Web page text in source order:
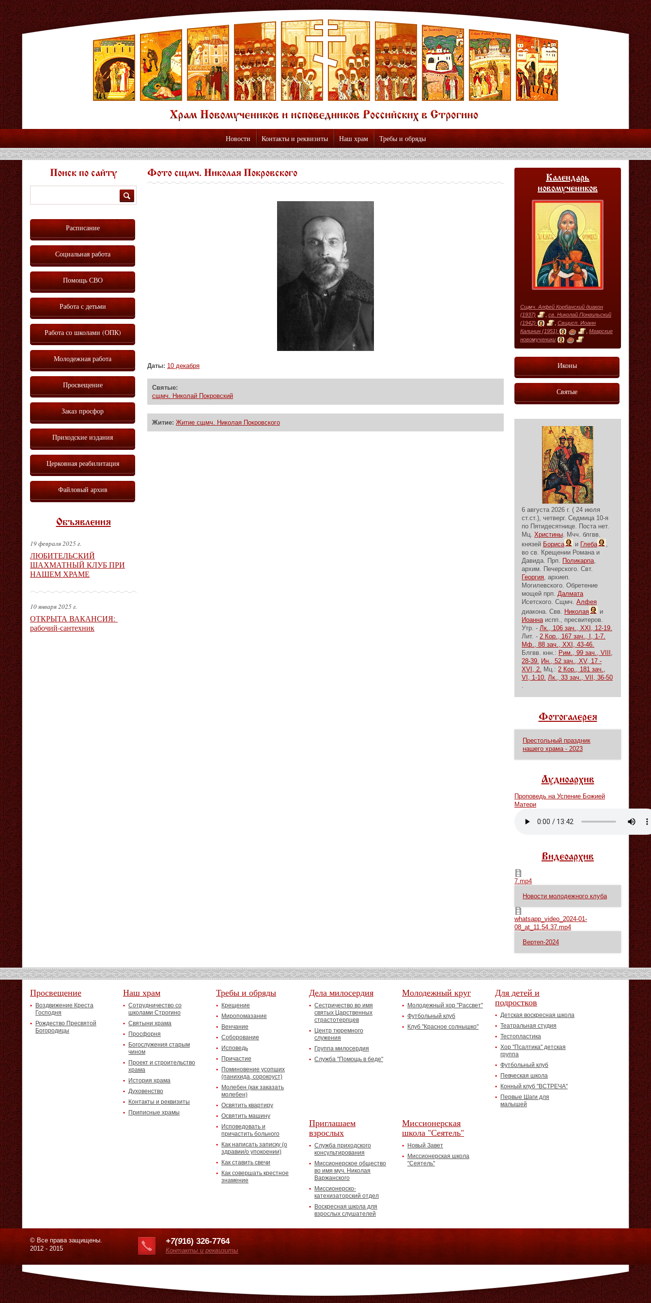
Новости Контакты и реквизиты Наш храм Требы и обряды
Фото сщмч. Николая Покровского
Даты: 10 декабря
Святые:
сщмч. Николай Покровский
Житие: Житие сщмч. Николая Покровского
Поиск по сайту
Расписание
Социальная работа
Помощь СВО
Работа с детьми
Работа со школами (ОПК)
Молодежная работа
Просвещение
Заказ просфор
Приходские издания
Церковная реабилитация
Файловый архив
Объявления
19 февраля 2025 г.
ЛЮБИТЕЛЬСКИЙ
ШАХМАТНЫЙ КЛУБ ПРИ
НАШЕМ ХРАМЕ
10 января 2025 г.
ОТКРЫТА ВАКАНСИЯ:
рабочий-сантехник
Календарь
новомучеников
Сщмч. Алфей Корбанский диакон
(1937)
св. Николай Понгильский
(1942)
Свщисп. Иоанн
Калинин (1951)
Мгарские
новомученики
Иконы
Святые
6 августа 2026 г. ( 24 июля
ст.ст.), четверг. Седмица 10-я
по Пятидесятнице. Поста нет.
Мц. Христины. Мчч. блгвв.
князей Бориса и Глеба
,
во св. Крещении Романа и
Давида. Прп. Поликарпа,
архим. Печерского. Свт.
Георгия, архиеп.
Могилевского. Обретение
мощей прп. Далмата
Исетского. Сщмч. Алфея
диакона. Свв. Николая
и
Иоаннаиспп., пресвитеров.
Утр. - Лк., 106 зач., XXI, 12-19.
Лит. - 2 Кор., 167 зач., I, 1-7.
Мф., 88 зач., XXI, 43-46.
Блгвв. кнн.: Рим., 99 зач., VIII,
28-39. Ин., 52 зач., XV, 17 -
XVI, 2. Мц.: 2 Кор., 181 зач.,
VI, 1-10. Лк., 33 зач., VII, 36-50
.
Фотогалерея
Престольный праздник
нашего храма - 2023
Аудиоархив
Проповедь на Успение Божией
Матери
Видеоархив
7.mp4
7.mp4
Новости молодежного клуба
whatsapp_video_2024-01-08_at_11.54.37.mp4
whatsapp_video_2024-01-
08_at_11.54.37.mp4
Вертеп-2024
Просвещение
Воздвижение Креста
Господня
Рождество Пресвятой
Богородицы
Наш храм
Сотрудничество со
школами Строгино
Святыни храма
Просфорня
Богослужения старым
чином
Проект и строительство
храма
История храма
Духовенство
Контакты и реквизиты
Приписные храмы
Требы и обряды
Крещение
Миропомазание
Венчание
Соборование
Исповедь
Причастие
Поминовение усопших
(панихида, сорокоуст)
Молебен (как заказать
молебен)
Освятить квартиру
Освятить машину
Исповедовать и
причастить больного
Как написать записку (о
здравии/о упокоении)
Как ставить свечи
Как совершать крестное
знамение
Дела милосердия
Сестричество во имя
святых Царственных
страстотерпцев
Центр тюремного
служения
Группа милосердия
Служба "Помощь в беде"
Молодежный круг
Молодежный хор "Рассвет"
Футбольный клуб
Клуб "Красное солнышко"
Для детей и
подростков
Детская воскресная школа
Театральная студия
Тестопластика
Хор "Псалтика" детская
группа
Футбольный клуб
Певческая школа
Конный клуб "ВСТРЕЧА"
Первые Шаги для
малышей
Приглашаем
взрослых
Служба приходского
консультирования
Миссионерское общество
во имя муч. Николая
Варжанского
Миссионерско-
катехизаторский отдел
Воскресная школа для
взрослых слушателей
Миссионерская
школа "Сеятель"
Новый Завет
Миссионерская школа
"Сеятель"
© Все права защищены.
2012 - 2015
+7(916) 326-7764
Контакты и реквизиты